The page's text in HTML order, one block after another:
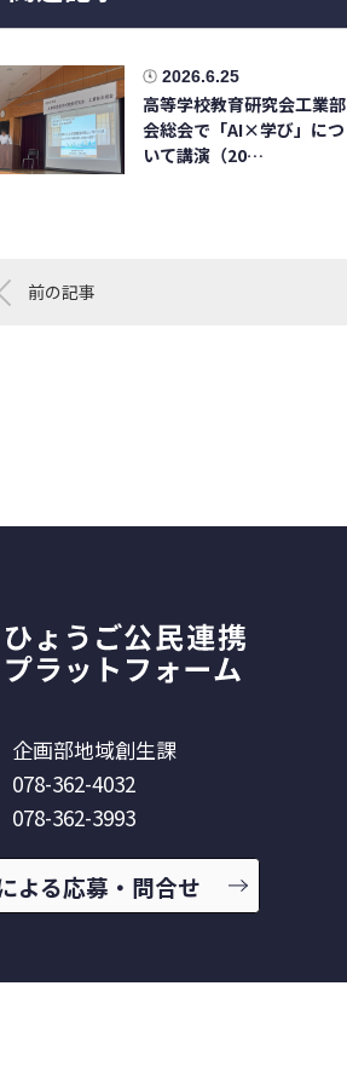
2026.6.25
高等学校教育研究会工業部
会総会で「AI×学び」につ
いて講演（20…
前の記事
企画部地域創生課
078-362-4032
078-362-3993
よる応募・問合せ